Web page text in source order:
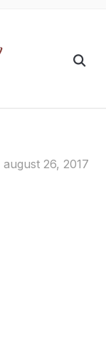
august 26, 2017